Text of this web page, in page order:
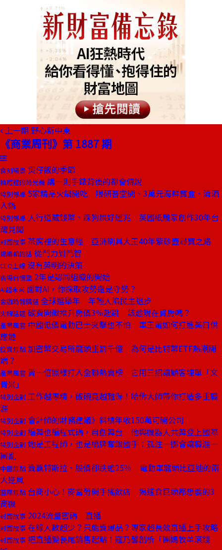
上一期 野心新中東
《商業周刊》第 1887 期
食刻場景 煲仔飯的季節
抽屜裡的時光機 講一則手錶背後的都會傳說
特別報導 5家精品火鍋開吃 隈研吾空間、3萬元海鮮寶盒、清酒
入鍋
特別報導 人行道藏錢幣、踩狗屎好運兆 英國紙雕家創作30年台
灣見聞
封面故事 茶席裡的生意經 亞洲刷具大王40年紫砂壺尋寶之路
總編輯的話 從鬥力到鬥智
CEO上線 沒有英明的決策
商場自慢塾 2年是認同組織的開始
AI超未來 面對AI，你採取攻勢還是守勢？
金融時報精選 全球選舉年 年輕人陷民主退步
火線話題 碳費開徵推升房價3％起跳 該趁現在買房嗎？
產業風雲 中國低價電動巴士夾擊也不怕 車王電如何打進美日供
應鏈
投資焦點 加密幣交易所龍頭重罰千億 為何是比特幣ETF熱潮開
端？
產業風雲 貴一倍照樣打入全聯熱賣榜 它用三招讓顧客埋單「文
青米」
特別企劃 工作越專精，飯碗竟越難保！哈佛大師帶你打造多重職
涯
特別企劃 會計師的財務建議》斜槓年收150萬可開公司
特別企劃 編舞也編程式碼，自創舞台 他與機器人共舞登上國際
特別企劃 她是工程師，也是橋牌奪銀國手：孤注一擲會讓職涯一
團亂
中國焦點 賣贏特斯拉、股價卻跌逾25％ 電動車龍頭比亞迪的兩
大逆風
國際焦點 台商小心！麥當勞開手搖飲店 揭速食巨頭都想要的3
商機
封面故事 2024流量密碼 直播
封面故事 在線人數超少？只能賣爆品？專家超長效直播上手攻略
封面故事 把直播變長尾銷售起點！寇乃馨剖析「團媽牧羊滾錢